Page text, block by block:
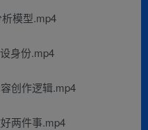
模型.mp4
身份.mp4
创作逻辑.mp4
两件事.mp4